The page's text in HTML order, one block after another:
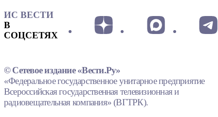
ИС ВЕСТИ
В
СОЦСЕТЯХ
© Сетевое издание «Вести.Ру»
«Федеральное государственное унитарное предприятие
Всероссийская государственная телевизионная и
радиовещательная компания» (ВГТРК).